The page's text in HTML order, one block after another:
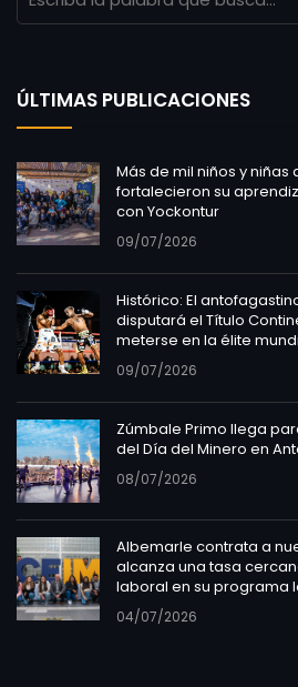
ÚLTIMAS PUBLICACIONES
Más de mil niños y niñas
fortalecieron su
con Yockontur
09/07/2026
Histórico: El
disputará el Título
meterse en la élite
09/07/2026
Zúmbale Primo llega
del Día del Minero en
08/07/2026
Albemarle contrata a
alcanza una tasa
laboral en su programa
04/07/2026